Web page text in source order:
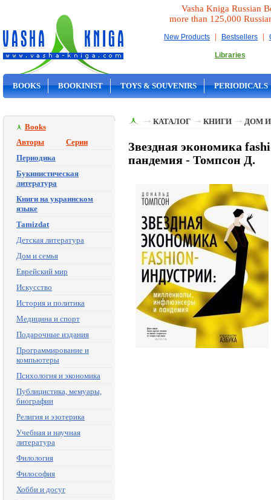
Vasha Kniga Russian
more than 125,000
New Products | Bestsellers |
Libraries
BOOKS BOOKINIST TOYS & SOUVENIRS PERIODICALS
Books
Авторы
Серии
Периодика
Букинистическая
литература
Книги на украинском
языке
Tamizdat
Детская литература
Дом и семья
Еврейский мир
Искусство
История и политика
Медицина и спорт
Подарочные издания
Программирование и
компьютеры
Психология и экономика
Публицистика, мемуары,
биографии
Религия и эзотерика
Учебная и научная
литература
Филология
Философия
Хобби и досуг
КАТАЛОГ КНИГИ ДОМ
Звездная экономика
пандемия - Томпсон Д.